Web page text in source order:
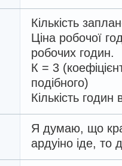
Кількість
Ціна робочої
робочих годин.
К = 3
подібного)
Кількість
Я думаю, що
ардуіно іде, то